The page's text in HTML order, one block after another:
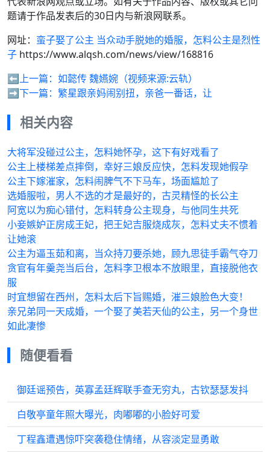
题请于作品发表后的30日内与新浪网联系。
网址： 蛮子娶了公主 当众动手脱她的婚服，怎料公主是烈性
子 https://www.alqsh.com/news/view/168816
⬅️上一篇： 如懿传 魏嬿婉（视频来源:云轨）
➡️下一篇： 繁星跟亲妈闹别扭，亲爸一番话，让
相关内容
大将军没碰过公主，怎料她怀孕，这下有好戏看了
公主上楼梯差点摔倒，幸好三娘反应快，怎料发现她假孕
公主下嫁漼家，怎料闹脾气不下马车，场面尴尬了
选婚服啦，男人不选的才是最好的，古灵精怪的长公主
阿宽以为痴心错付，怎料转身公主现身，与他同生共死
小妾嫉妒正房成王妃，把王妃吉服烧成灰，怎料丈夫不惯着
让她滚
公主为逼玉茹和离，当众持刀要杀她，顾九思徒手霸气夺刀
贪官有年羹尧当后台，怎料李卫根本不放眼里，直接脱他衣
服
时宜想留在西州，怎料太后下旨赐婚，漼三娘脸色大变！
亲兄弟同一天成婚，一个娶了美若天仙的公主，另一个身世
如此凄惨
随便看看
御廷谣预告，英寡孟廷辉联手查无穷丸，古钦瑟瑟发抖
白敬亭童年照大曝光，肉嘟嘟的小脸好可爱
丁程鑫遭遇惊吓突袭稳住情绪，从容淡定显勇敢